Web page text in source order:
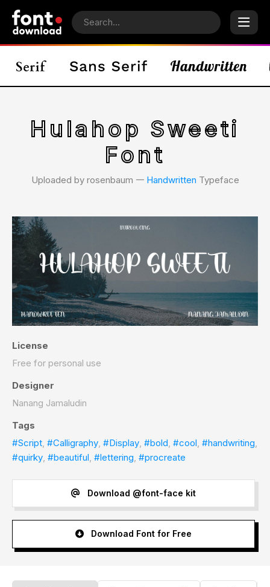
Hulahop Sweeti
Font
Uploaded by rosenbaum 𑁋 Handwritten Typeface
License
Free for personal use
Designer
Nanang Jamaludin
Tags
#Script, #Calligraphy, #Display, #bold, #cool, #handwriting,
#quirky, #beautiful, #lettering, #procreate
Download @font-face kit
Download Font for Free